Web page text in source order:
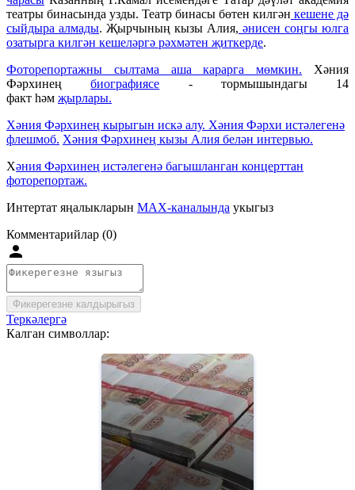
театры бинасында узды. Театр бинасы бөтен килгән кешене дә
сыйдыра алмады. Җырчының кызы Алия, әнисен соңгы юлга
озатырга килгән кешеләргә рәхмәтен җиткерде.
Фоторепортажны сылтама аша карарга мөмкин. Хәния
Фәрхинеңбиографиясе - тормышындагы 14
факт һәм җырлары.
Хәния Фәрхинең кырыгын искә алу. Хәния Фәрхи истәлегенә
флешмоб. Хәния Фәрхинең кызы Алия белән интервью.
Хәния Фәрхинең истәлегенә багышланган концерттан
фоторепортаж.
Интертат яңалыкларын MAX-каналында укыгыз
Комментарийлар (0)
Фикерегезне калдырыгыз
Теркәлергә
Калган символлар: